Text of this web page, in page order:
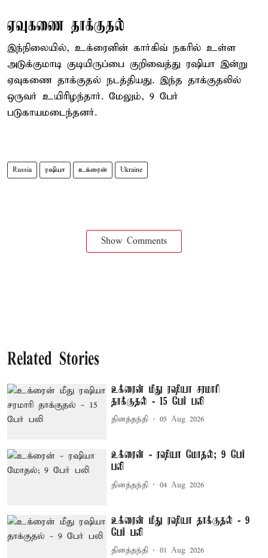
ஏவுகணை தாக்குதல்
இந்நிலையில், உக்ரைனின் கார்கிவ் நகரில் உள்ள
அடுக்குமாடி குடியிருப்பை குறிவைத்து ரஷியா இன்று
ஏவுகணை தாக்குதல் நடத்தியது. இந்த தாக்குதலில்
ஒருவர் உயிரிழந்தார். மேலும், 9 பேர்
படுகாயமடைந்தனர்.
Russia ரஷியா உக்ரைன் Ukraine
Show Comments
Related Stories
உக்ரைன் மீது ரஷியா சரமாரி
தாக்குதல் - 15 பேர் பலி
தினத்தந்தி 05 Aug 2026
உக்ரைன் - ரஷியா மோதல்; 9 பேர்
பலி
தினத்தந்தி 04 Aug 2026
உக்ரைன் மீது ரஷியா தாக்குதல் - 9
பேர் பலி
தினத்தந்தி 01 Aug 2026